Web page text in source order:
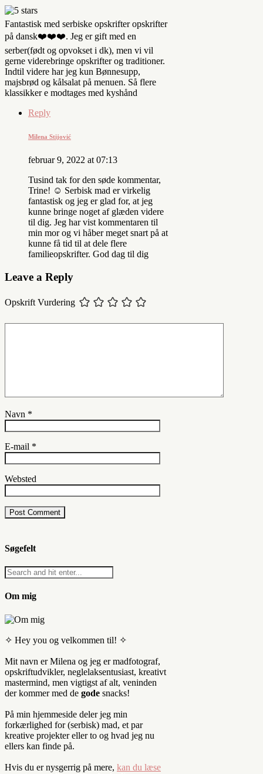
Fantastisk med serbiske opskrifter opskrifter
på dansk❤️❤️❤️. Jeg er gift med en
serber(født og opvokset i dk), men vi vil
gerne viderebringe opskrifter og traditioner.
Indtil videre har jeg kun Bønnesupp,
majsbrød og kålsalat på menuen. Så flere
klassikker e modtages med kyshånd
Reply
Milena Stijović
februar 9, 2022 at 07:13
Tusind tak for den søde kommentar,
Trine! ☺️ Serbisk mad er virkelig
fantastisk og jeg er glad for, at jeg
kunne bringe noget af glæden videre
til dig. Jeg har vist kommentaren til
min mor og vi håber meget snart på at
kunne få tid til at dele flere
familieopskrifter. God dag til dig
Leave a Reply
Opskrift Vurdering
Navn *
E-mail *
Websted
Søgefelt
Om mig
✧ Hey you og velkommen til! ✧
Mit navn er Milena og jeg er madfotograf,
opskriftudvikler, neglelaksentusiast, kreativt
mastermind, men vigtigst af alt, veninden
der kommer med de gode snacks!
På min hjemmeside deler jeg min
forkærlighed for (serbisk) mad, et par
kreative projekter eller to og hvad jeg nu
ellers kan finde på.
Hvis du er nysgerrig på mere, kan du læse